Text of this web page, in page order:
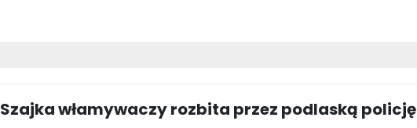
Szajka włamywaczy rozbita przez podlaską policję